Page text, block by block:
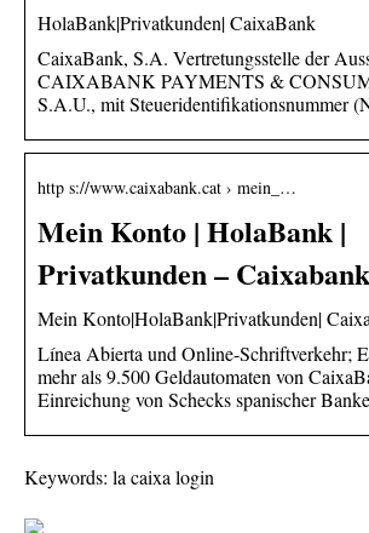
HolaBank|Privatkunden| CaixaBank
CaixaBank, S.A. Vertretungsstelle der
CAIXABANK PAYMENTS &
S.A.U., mit Steueridentifikationsnummer
http s://www.caixabank.cat › mein_…
Mein Konto | HolaBank |
Privatkunden –
Mein Konto|HolaBank|Privatkunden|
Línea Abierta und Online-Schriftverkehr;
mehr als 9.500 Geldautomaten von
Einreichung von Schecks spanischer
Keywords: la caixa login